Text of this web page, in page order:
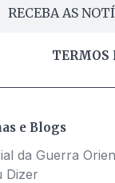
RECEBA AS
TERMOS
e Blogs
da Guerra
Dizer